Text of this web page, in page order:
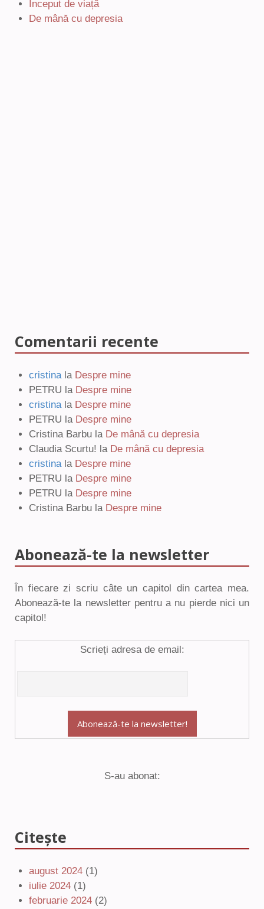
Început de viață
De mână cu depresia
Comentarii recente
cristinala Despre mine
PETRU la Despre mine
cristinala Despre mine
PETRU la Despre mine
Cristina Barbu la De mână cu depresia
Claudia Scurtu! la De mână cu depresia
cristinala Despre mine
PETRU la Despre mine
PETRU la Despre mine
Cristina Barbu la Despre mine
Abonează-te la newsletter
În fiecare zi scriu câte un capitol din cartea mea.
Abonează-te la newsletter pentru a nu pierde nici un
capitol!
Scrieți adresa de email:
S-au abonat:
Citește
august 2024 (1)
iulie 2024 (1)
februarie 2024 (2)